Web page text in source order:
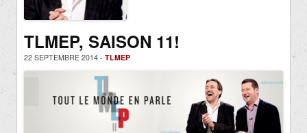
TLMEP, SAISON 11!
22 SEPTEMBRE 2014 - TLMEP